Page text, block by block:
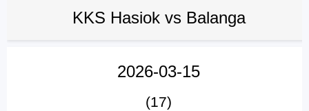
KKS Hasiok vs Balanga
2026-03-15
(17)